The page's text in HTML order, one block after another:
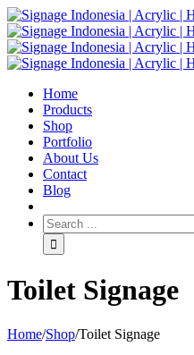
Home
Products
Shop
Portfolio
About Us
Contact
Blog
Toilet Signage
Home/Shop/Toilet Signage